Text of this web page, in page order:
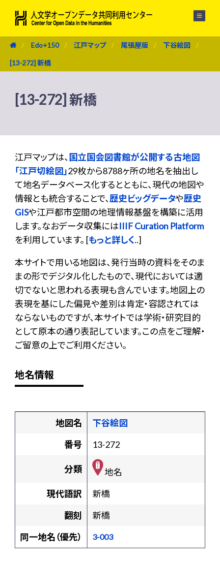
Edo+150 江戸マップ 尾張屋版 下谷絵図
[13-272] 新橋
[13-272] 新橋
江戸マップは、 国立国会図書館が公開する古地図
「江戸切絵図」29枚から8788ヶ所の地名を抽出し
て地名データベース化するとともに、現代の地図や
情報とも統合することで、歴史ビッグデータや歴史
GISや江戸都市空間の地理情報基盤を構築に活用
します。なおデータ収集にはIIIF Curation Platform
を利用しています。 [もっと詳しく..]
本サイトで用いる地図は、発行当時の資料をそのま
まの形でデジタル化したもので、現代においては適
切でないと思われる表現も含んでいます。地図上の
表現を基にした偏見や差別は肯定・容認されては
ならないものですが、本サイトでは学術・研究目的
として原本の通り表記しています。この点をご理解・
ご留意の上でご利用ください。
地名情報
地図名
下谷絵図
番号
13-272
分類
地名
現代語訳
新橋
翻刻
新橋
同一地名（優先）
3-003